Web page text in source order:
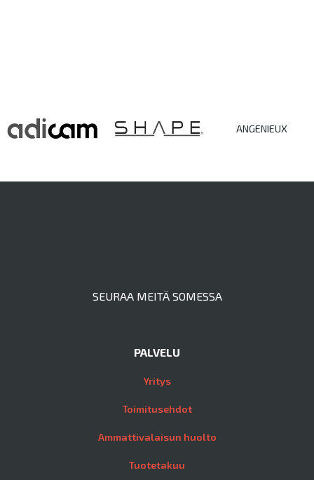
ANGENIEUX
SEURAA MEITÄ SOMESSA
PALVELU
Yritys
Toimitusehdot
Ammattivalaisun huolto
Tuotetakuu